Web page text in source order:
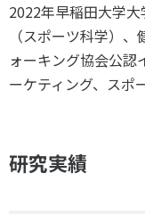
自治体との連携
各教育機関との連
スポーツ振興団
2022年早稲田大学
（スポーツ科学）
ォーキング協会公認
ーケティング、スポ
研究実績